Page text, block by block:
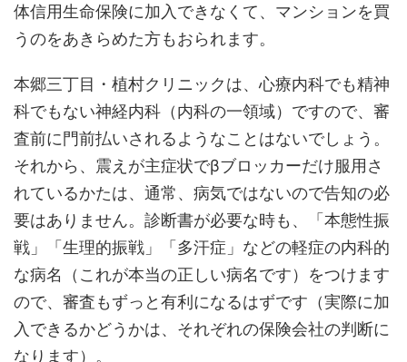
体信用生命保険に加入できなくて、マンションを買
うのをあきらめた方もおられます。
本郷三丁目・植村クリニックは、心療内科でも精神
科でもない神経内科（内科の一領域）ですので、審
査前に門前払いされるようなことはないでしょう。
それから、震えが主症状でβブロッカーだけ服用さ
れているかたは、通常、病気ではないので告知の必
要はありません。診断書が必要な時も、「本態性振
戦」「生理的振戦」「多汗症」などの軽症の内科的
な病名（これが本当の正しい病名です）をつけます
ので、審査もずっと有利になるはずです（実際に加
入できるかどうかは、それぞれの保険会社の判断に
なります）。